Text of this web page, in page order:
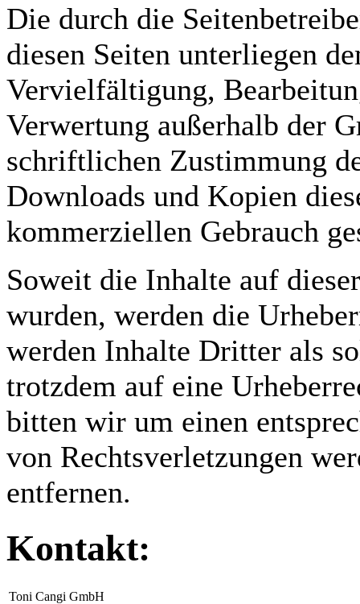
Die durch die
diesen Seiten unterliegen
Vervielfältigung,
Verwertung außerhalb der
schriftlichen Zustimmung
Downloads und Kopien
kommerziellen Gebrauch
Soweit die Inhalte auf
wurden, werden die
werden Inhalte Dritter als
trotzdem auf eine
bitten wir um einen
von Rechtsverletzungen
entfernen.
Kontakt:
Toni Cangi GmbH